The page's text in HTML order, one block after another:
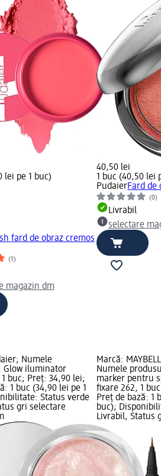
lei pe 1 buc)
fard de obraz cremos
(1)
magazin dm
40,50 lei
1 buc (40,50 lei
PudaierFard de
(0)
Livrabil
selectare
Numele
Glow iluminator
buc; Preț: 34,90 lei;
1 buc (34,90 lei pe 1
Status verde
gri selectare
Marcă:
Numele
marker pentru
fixare 262, 1
Preț de bază: 1
buc);
Livrabil, Status